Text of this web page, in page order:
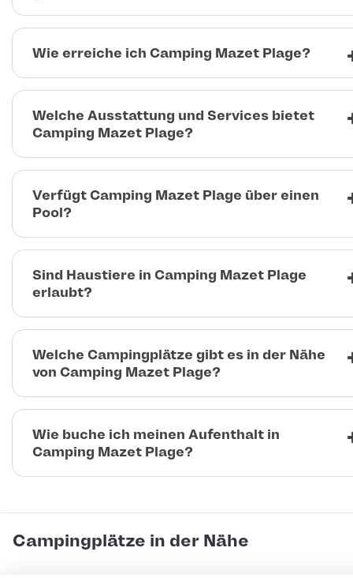
Wie erreiche ich Camping Mazet Plage?
Welche Ausstattung und Services bietet
Camping Mazet Plage?
Verfügt Camping Mazet Plage über einen
Pool?
Sind Haustiere in Camping Mazet Plage
erlaubt?
Welche Campingplätze gibt es in der Nähe
von Camping Mazet Plage?
Wie buche ich meinen Aufenthalt in
Camping Mazet Plage?
Campingplätze in der Nähe